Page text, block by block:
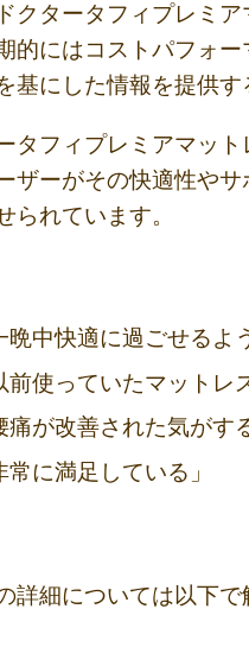
クタータフィプレミ
的にはコストパフォ
基にした情報を提供
タフィプレミアマット
ザーがその快適性や
られています。
晩中快適に過ごせるよ
前使っていたマットレ
痛が改善された気がす
常に満足している」
詳細については以下で